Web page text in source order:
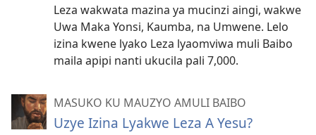
Leza wakwata mazina ya mucinzi aingi, wakwe
Uwa Maka Yonsi, Kaumba, na Umwene. Lelo
izina kwene lyako Leza lyaomviwa muli Baibo
maila apipi nanti ukucila pali 7,000.
MASUKO KU MAUZYO AMULI BAIBO
Uzye Izina Lyakwe Leza A Yesu?